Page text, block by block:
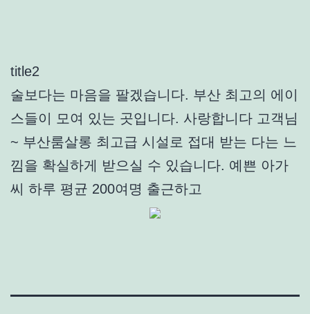
title2
술보다는 마음을 팔겠습니다. 부산 최고의 에이
스들이 모여 있는 곳입니다. 사랑합니다 고객님
~ 부산룸살롱 최고급 시설로 접대 받는 다는 느
낌을 확실하게 받으실 수 있습니다. 예쁜 아가
씨 하루 평균 200여명 출근하고